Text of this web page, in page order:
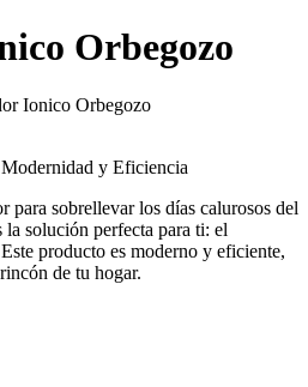
Orbegozo
Ionico Orbegozo
y Eficiencia
para sobrellevar los días calurosos del
la solución perfecta para ti: el
producto es moderno y eficiente,
de tu hogar.